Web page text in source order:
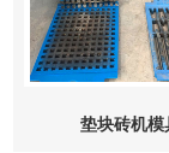
垫块砖机模